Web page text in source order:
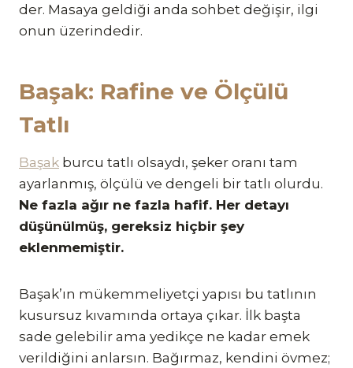
der. Masaya geldiği anda sohbet değişir, ilgi
onun üzerindedir.
Başak: Rafine ve Ölçülü
Tatlı
Başak burcu tatlı olsaydı, şeker oranı tam
ayarlanmış, ölçülü ve dengeli bir tatlı olurdu.
Ne fazla ağır ne fazla hafif. Her detayı
düşünülmüş, gereksiz hiçbir şey
eklenmemiştir.
Başak’ın mükemmeliyetçi yapısı bu tatlının
kusursuz kıvamında ortaya çıkar. İlk başta
sade gelebilir ama yedikçe ne kadar emek
verildiğini anlarsın. Bağırmaz, kendini övmez;